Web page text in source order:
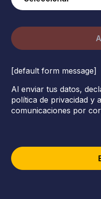
[default form message]
Al enviar tus datos,
política de privacidad y
comunicaciones por